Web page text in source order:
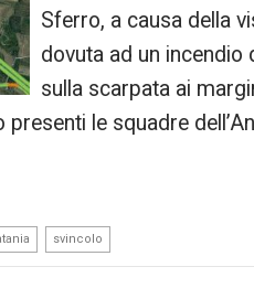
Sferro, a causa della
dovuta ad un incendio
sulla scarpata ai
le squadre
svincolo